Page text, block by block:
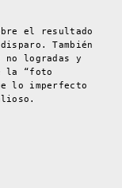
el resultado
También
logradas y
la “foto
lo imperfecto